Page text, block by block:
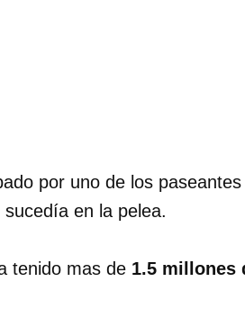
por uno de los
en la pelea.
tenido mas de 1.5 millones